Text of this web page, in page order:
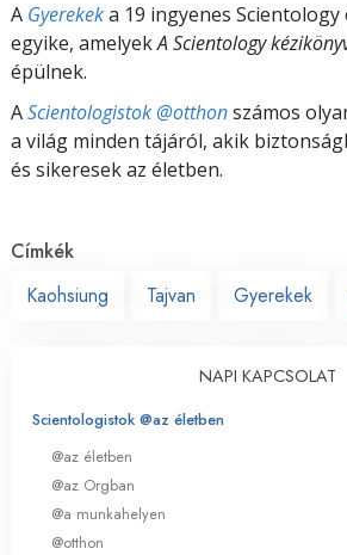
A Gyerekeka 19 ingyenes
egyike, amelyekA Scientology
épülnek.
AScientologistok @otthonszámos
a világ minden tájáról, akik
és sikeresek az életben.
Címkék
Kaohsiung
Tajvan Gyerekek
NAPI KAPCSOLAT
Scientologistok @az életben
@az életben
@az Orgban
@a munkahelyen
@otthon